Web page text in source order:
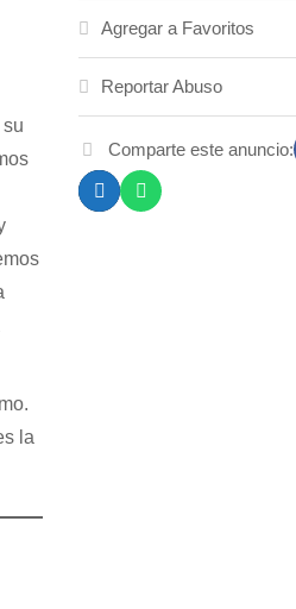
la
Agregar a Favoritos
Reportar Abuso
Comparte este anuncio: